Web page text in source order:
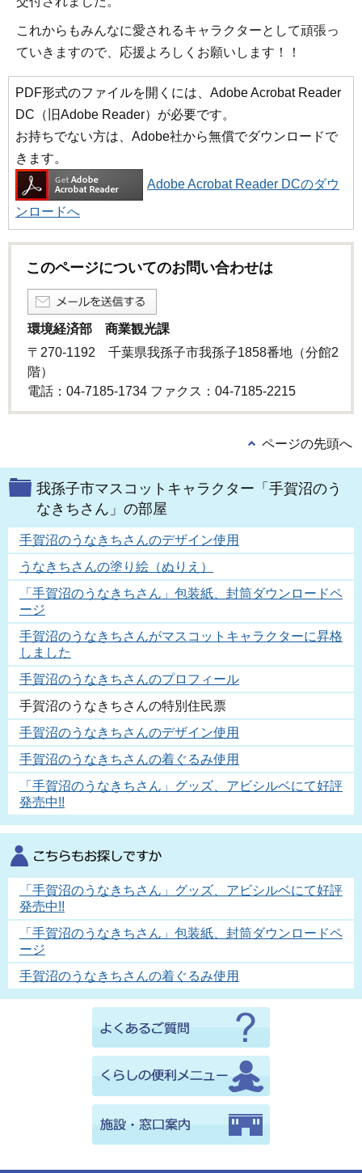
これからもみんなに愛されるキャラクターとして頑張っ
ていきますので、応援よろしくお願いします！！
PDF形式のファイルを開くには、Adobe Acrobat Reader
DC（旧Adobe Reader）が必要です。
お持ちでない方は、Adobe社から無償でダウンロードで
きます。
Adobe Acrobat Reader DCのダウ
ンロードへ
このページについてのお問い合わせは
環境経済部 商業観光課
〒270-1192 千葉県我孫子市我孫子1858番地（分館2
階）
電話：04-7185-1734 ファクス：04-7185-2215
ページの先頭へ
我孫子市マスコットキャラクター「手賀沼のう
なきちさん」の部屋
手賀沼のうなきちさんのデザイン使用
うなきちさんの塗り絵（ぬりえ）
「手賀沼のうなきちさん」包装紙、封筒ダウンロードペ
ージ
手賀沼のうなきちさんがマスコットキャラクターに昇格
しました
手賀沼のうなきちさんのプロフィール
手賀沼のうなきちさんの特別住民票
手賀沼のうなきちさんのデザイン使用
手賀沼のうなきちさんの着ぐるみ使用
「手賀沼のうなきちさん」グッズ、アビシルベにて好評
発売中!!
「手賀沼のうなきちさん」グッズ、アビシルベにて好評
発売中!!
「手賀沼のうなきちさん」包装紙、封筒ダウンロードペ
ージ
手賀沼のうなきちさんの着ぐるみ使用